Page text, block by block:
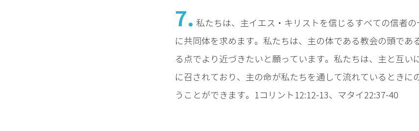
7. 私たちは、主イエス・キリストを信じるすべての信者
に共同体を求めます。私たちは、主の体である教会の頭であ
る点でより近づきたいと願っています。私たちは、主と互い
に召されており、主の命が私たちを通して流れているときに
うことができます。1コリント12:12-13、マタイ22:37-40